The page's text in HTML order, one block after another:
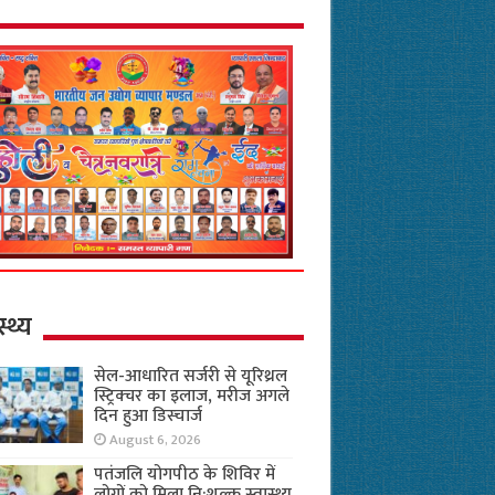
सेल-आधारित सर्जरी से यूरिथ्रल
स्ट्रिक्चर का इलाज, मरीज अगले
दिन हुआ डिस्चार्ज
August 6, 2026
पतंजलि योगपीठ के शिविर में